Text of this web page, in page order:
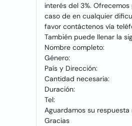
interés del 3%.
caso de en cualquier
favor contáctenos vía
También puede llenar la
Nombre completo:
Género:
País y Dirección:
Cantidad necesaria:
Duración:
Tel:
Aguardamos su
Gracias